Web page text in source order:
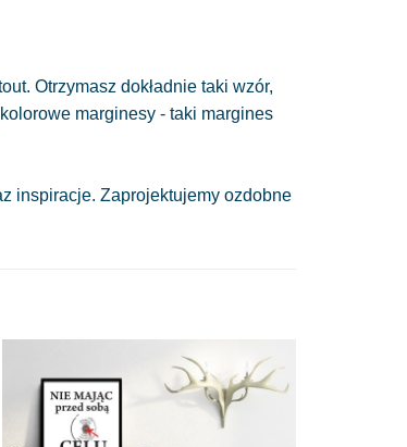
Otrzymasz dokładnie taki wzór,
marginesy - taki margines
inspiracje. Zaprojektujemy ozdobne